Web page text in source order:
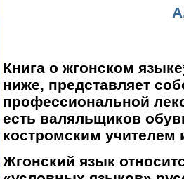
Книга о жгонском языке
ниже, представляет
профессиональной
есть валяльщиков
костромским учителем
Жгонский язык